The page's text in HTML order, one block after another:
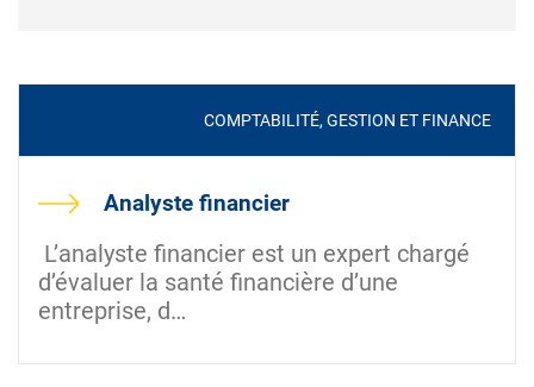
Analyste financier
COMPTABILITÉ, GESTION ET FINANCE
L’analyste financier est un expert chargé
d’évaluer la santé financière d’une
entreprise, d…